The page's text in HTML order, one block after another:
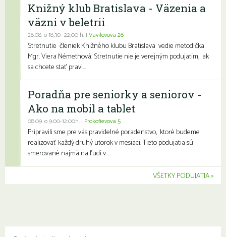
Knižný klub Bratislava - Väzenia a
väzni v beletrii
28.08. o 18,30- 22,00 h. | Vavilovova 26
Stretnutie členiek Knižného klubu Bratislava vedie metodička
Mgr. Viera Némethová. Stretnutie nie je verejným podujatím, ak
sa chcete stať pravi...
Poradňa pre seniorky a seniorov -
Ako na mobil a tablet
08.09. o 9:00-12:00h. | Prokofievova 5
Pripravili sme pre vás pravidelné poradenstvo, ktoré budeme
realizovať každý druhý utorok v mesiaci. Tieto podujatia sú
smerované najmä na ľudí v ...
VŠETKY PODUJATIA